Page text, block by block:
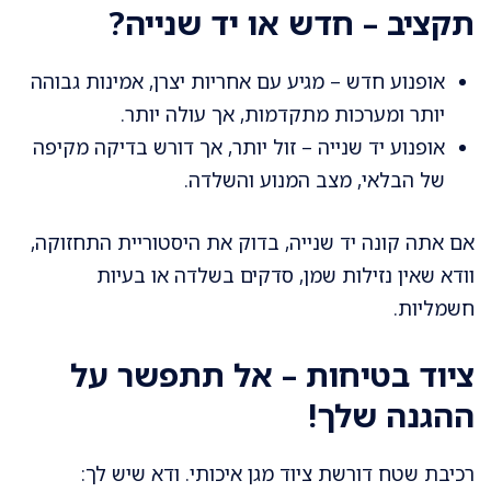
תקציב – חדש או יד שנייה?
אופנוע חדש – מגיע עם אחריות יצרן, אמינות גבוהה
יותר ומערכות מתקדמות, אך עולה יותר.
אופנוע יד שנייה – זול יותר, אך דורש בדיקה מקיפה
של הבלאי, מצב המנוע והשלדה.
אם אתה קונה יד שנייה, בדוק את היסטוריית התחזוקה,
וודא שאין נזילות שמן, סדקים בשלדה או בעיות
חשמליות.
ציוד בטיחות – אל תתפשר על
ההגנה שלך!
רכיבת שטח דורשת ציוד מגן איכותי. ודא שיש לך: